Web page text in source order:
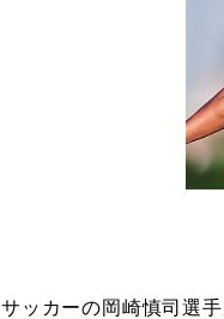
サッカーの岡崎慎司選